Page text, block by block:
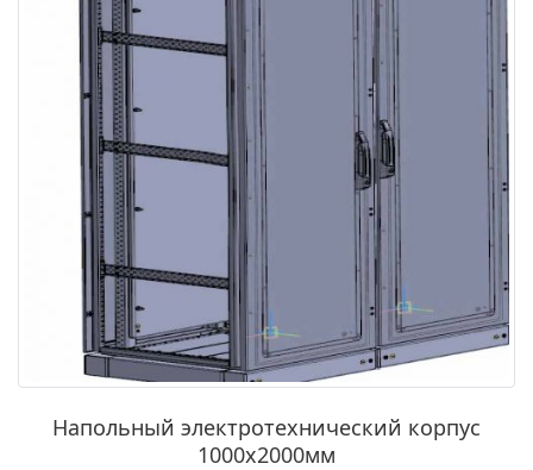
Напольный электротехнический корпус
1000х2000мм